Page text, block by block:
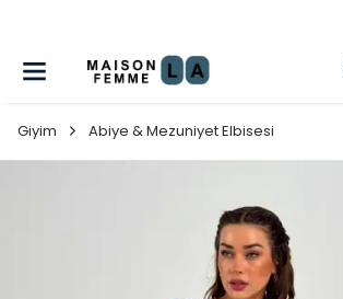
Giyim Abiye & Mezuniyet Elbisesi